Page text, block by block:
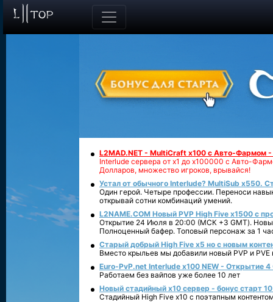
L2MAD.NET - MultiCraft x100 с Авто-Фармом
Interlude сервера от х1 до х100000 с Авто-
Долларов, множество игроков, врывайся!
Устал от обычного Interlude? MultiSub x550.
Один герой. Четыре профессии. Переноси
открывай сотни комбинаций умений.
L2NAME.COM Новый PVP High Five x1500 с
Открытие 24 Июля в 20:00 (МСК +3 GMT).
Полноценный бафер. Топовый персонаж за 1
Старый добрый High Five x5 но с новым
Вместо крыльев мы добавили новый PVP и PVE
Euro-PvP.net Interlude х100 NEW - Открытие 4
Работаем без вайпов уже более 10 лет
Новый стадийный х10 сервер - бонус старт
Стадийный High Five x10 с поэтапным